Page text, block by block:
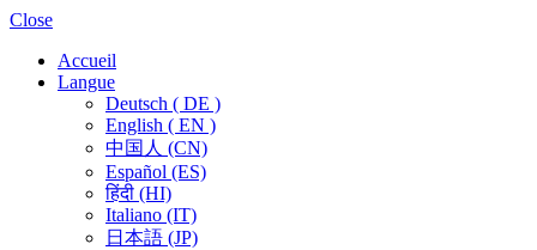
Close
Accueil
Langue
Deutsch ( DE )
English ( EN )
中国人 (CN)
Español (ES)
हिंदी (HI)
Italiano (IT)
日本語 (JP)